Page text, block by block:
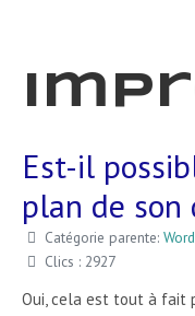
Est-il
plan de son
Catégorie parente: Word
Clics : 2927
Oui, cela est tout à fait